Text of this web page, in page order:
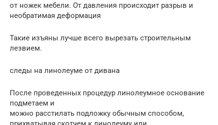
от ножек мебели. От давления происходит разрыв и
необратимая деформация
Такие изъяны лучше всего вырезать строительным
лезвием.
следы на линолеуме от дивана
После проведенных процедур линолеумное основание
подметаем и
можно расстилать подложку обычным способом,